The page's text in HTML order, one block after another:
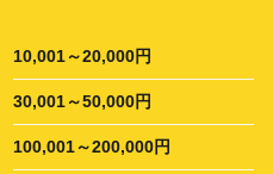
10,001～20,000円
30,001～50,000円
100,001～200,000円